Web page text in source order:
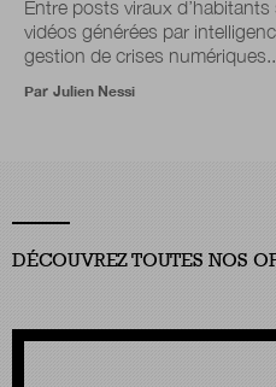
Entre posts viraux
vidéos générées par
gestion de crises
Par Julien Nessi
DÉCOUVREZ TOUTES NOS